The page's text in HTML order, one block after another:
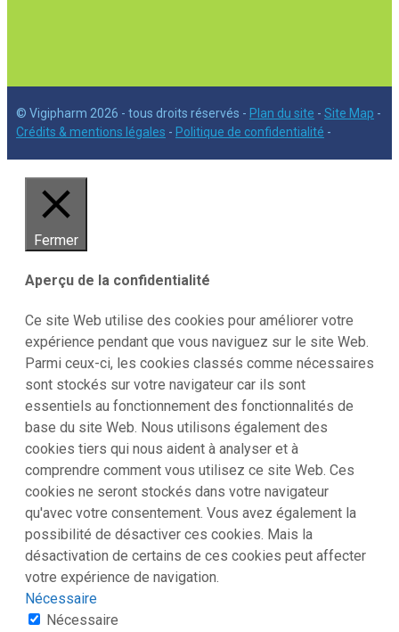
© Vigipharm 2026 - tous droits réservés - Plan du site - Site Map -
Crédits & mentions légales - Politique de confidentialité -
Fermer
Aperçu de la confidentialité
Ce site Web utilise des cookies pour améliorer votre
expérience pendant que vous naviguez sur le site Web.
Parmi ceux-ci, les cookies classés comme nécessaires
sont stockés sur votre navigateur car ils sont
essentiels au fonctionnement des fonctionnalités de
base du site Web. Nous utilisons également des
cookies tiers qui nous aident à analyser et à
comprendre comment vous utilisez ce site Web. Ces
cookies ne seront stockés dans votre navigateur
qu'avec votre consentement. Vous avez également la
possibilité de désactiver ces cookies. Mais la
désactivation de certains de ces cookies peut affecter
votre expérience de navigation.
Nécessaire
Nécessaire